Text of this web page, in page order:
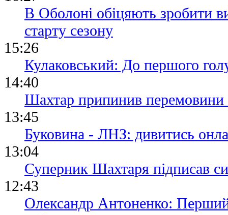
В Оболоні обіцяють зробити
старту сезону
15:26
Кулаковський: До першого
14:40
Шахтар припинив
13:45
Буковина - ЛНЗ: дивитись
13:04
Суперник Шахтаря підписав
12:43
Олександр Антоненко: